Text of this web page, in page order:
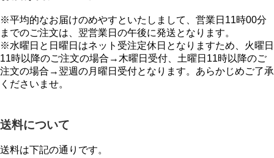
※平均的なお届けのめやすといたしまして、営業日11時00分
までのご注文は、翌営業日の午後に発送となります。
※水曜日と日曜日はネット受注定休日となりますため、火曜日
11時以降のご注文の場合→木曜日受付、土曜日11時以降のご
注文の場合→翌週の月曜日受付となります。あらかじめご了承
くださいませ。
送料について
送料は下記の通りです。